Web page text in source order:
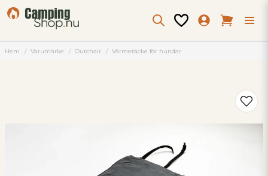
Hem Varumärke Outchair Värmetäcke för hundar